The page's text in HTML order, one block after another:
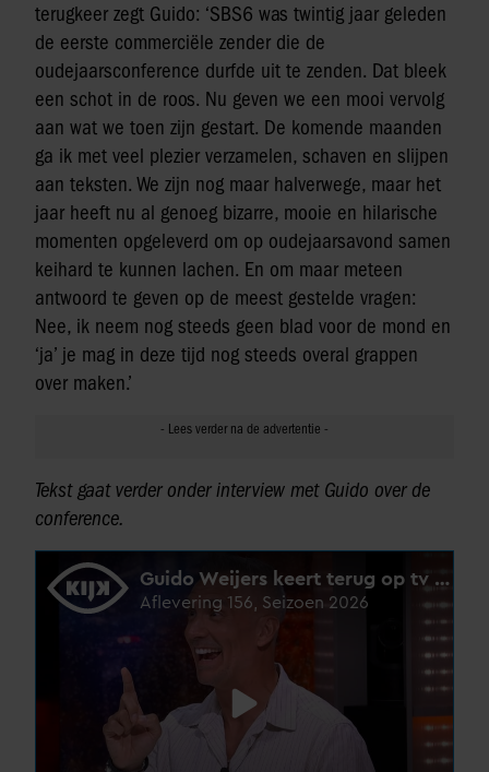
terugkeer zegt Guido: ‘SBS6 was twintig jaar geleden
de eerste commerciële zender die de
oudejaarsconference durfde uit te zenden. Dat bleek
een schot in de roos. Nu geven we een mooi vervolg
aan wat we toen zijn gestart. De komende maanden
ga ik met veel plezier verzamelen, schaven en slijpen
aan teksten. We zijn nog maar halverwege, maar het
jaar heeft nu al genoeg bizarre, mooie en hilarische
momenten opgeleverd om op oudejaarsavond samen
keihard te kunnen lachen. En om maar meteen
antwoord te geven op de meest gestelde vragen:
Nee, ik neem nog steeds geen blad voor de mond en
‘ja’ je mag in deze tijd nog steeds overal grappen
over maken.’
Tekst gaat verder onder interview met Guido over de
conference.